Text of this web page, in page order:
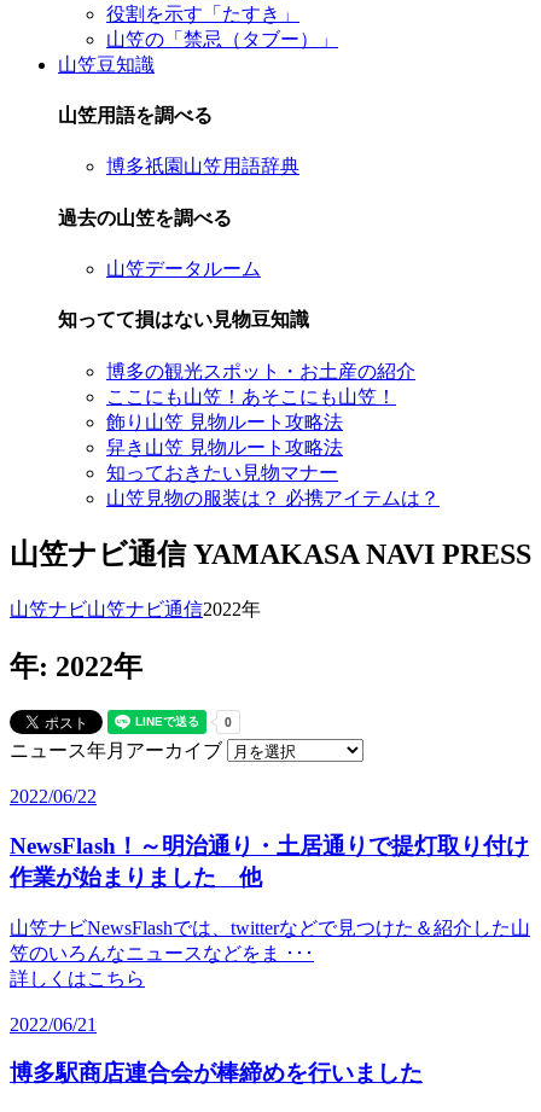
役割を示す「たすき」
山笠の「禁忌（タブー）」
山笠豆知識
山笠用語を調べる
博多祇園山笠用語辞典
過去の山笠を調べる
山笠データルーム
知ってて損はない見物豆知識
博多の観光スポット・お土産の紹介
ここにも山笠！あそこにも山笠！
飾り山笠 見物ルート攻略法
舁き山笠 見物ルート攻略法
知っておきたい見物マナー
山笠見物の服装は？ 必携アイテムは？
山笠ナビ通信YAMAKASA NAVI PRESS
山笠ナビ山笠ナビ通信2022年
年: 2022年
ニュース年月アーカイブ
2022/06/22
NewsFlash！～明治通り・土居通りで提灯取り付け
作業が始まりました 他
山笠ナビNewsFlashでは、twitterなどで見つけた＆紹介した山
笠のいろんなニュースなどをま ･･･
詳しくはこちら
2022/06/21
博多駅商店連合会が棒締めを行いました